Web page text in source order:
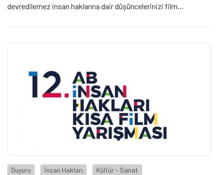
devredilemez insan haklarına dair düşüncelerinizi film
Duyuru İnsan Hakları Kültür - Sanat